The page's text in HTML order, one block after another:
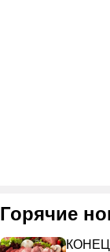
Горячие